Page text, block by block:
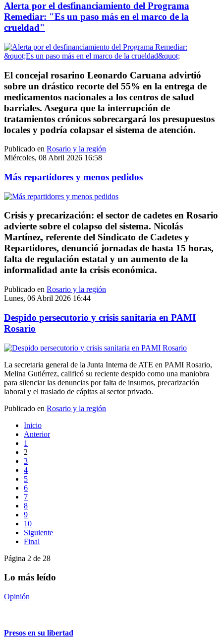
Alerta por el desfinanciamiento del Programa
Remediar: "Es un paso más en el marco de la
crueldad"
El concejal rosarino Leonardo Caruana advirtió
sobre un drástico recorte del 55% en la entrega de
medicamentos nacionales a los centros de salud
barriales. Asegura que la interrupción de
tratamientos crónicos sobrecargará los presupuestos
locales y podría colapsar el sistema de atención.
Publicado en Rosario y la región
Miércoles, 08 Abril 2026 16:58
Más repartidores y menos pedidos
Crisis y precarización: el sector de cadetes en Rosario
advierte sobre el colapso del sistema. Nicolás
Martínez, referente del Sindicato de Cadetes y
Repartidores, denunció jornadas de hasta 15 horas,
falta de regulación estatal y un aumento de la
informalidad ante la crisis económica.
Publicado en Rosario y la región
Lunes, 06 Abril 2026 16:44
Despido persecutorio y crisis sanitaria en PAMI
Rosario
La secretaria general de la Junta Interna de ATE en PAMI Rosario,
Melina Gutiérrez, calificó su reciente despido como una maniobra
para silenciar las denuncias por falta de insumos, precarización
laboral y el traslado de cápitas al sector privado.
Publicado en Rosario y la región
Inicio
Anterior
1
2
3
4
5
6
7
8
9
10
Siguiente
Final
Página 2 de 28
Lo más leído
Opinión
Presos en su libertad